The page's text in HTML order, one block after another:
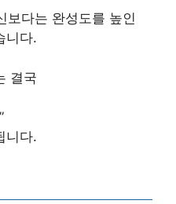
보다는 완성도를 높인
니다.
결국
니다.